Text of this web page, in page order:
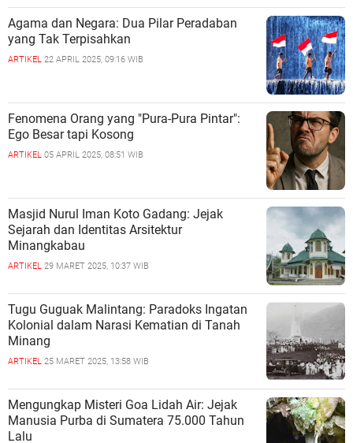
Agama dan Negara: Dua Pilar Peradaban
yang Tak Terpisahkan
ARTIKEL 22 APRIL 2025, 09:16 WIB
Fenomena Orang yang "Pura-Pura Pintar":
Ego Besar tapi Kosong
ARTIKEL 05 APRIL 2025, 08:51 WIB
Masjid Nurul Iman Koto Gadang: Jejak
Sejarah dan Identitas Arsitektur
Minangkabau
ARTIKEL 29 MARET 2025, 10:37 WIB
Tugu Guguak Malintang: Paradoks Ingatan
Kolonial dalam Narasi Kematian di Tanah
Minang
ARTIKEL 25 MARET 2025, 13:58 WIB
Mengungkap Misteri Goa Lidah Air: Jejak
Manusia Purba di Sumatera 75.000 Tahun
Lalu